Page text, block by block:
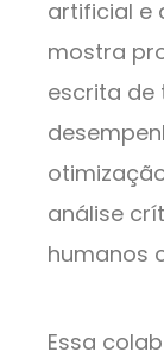
artificial e
mostra
escrita de
análise
humanos
Essa